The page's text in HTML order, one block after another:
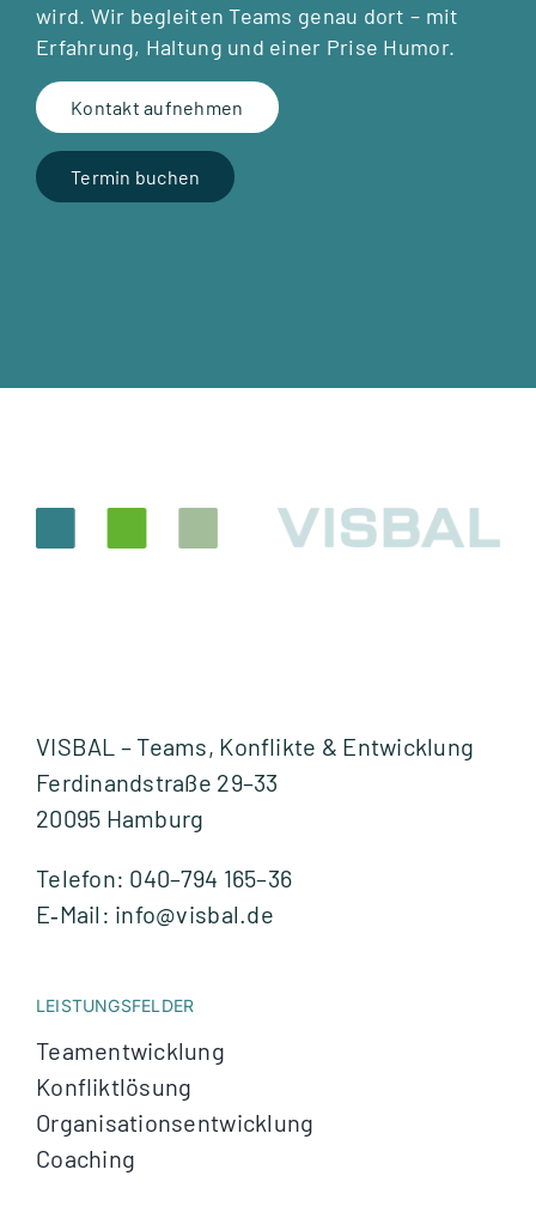
wird. Wir beglei­ten Teams genau dort – mit
Erfah­rung, Hal­tung und einer Prise Humor.
Kon­takt auf­neh­men
Ter­min buchen
VISBAL – Teams, Kon­flikte & Ent­wick­lung
Fer­di­nand­straße 29–33
20095 Ham­burg
Tele­fon: 040–794 165–36
E‑Mail: info@visbal.de
LEISTUNGSFELDER
Team­ent­wick­lung
Kon­flikt­lö­sung
Orga­ni­sa­ti­ons­ent­wick­lung
Coa­ching